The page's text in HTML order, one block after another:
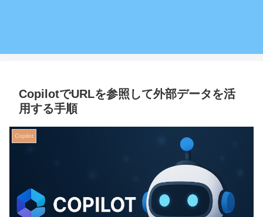
CopilotでURLを参照して外部データを活
用する手順
Copilot